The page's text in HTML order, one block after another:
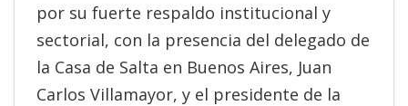
por su fuerte respaldo institucional y
sectorial, con la presencia del delegado de
la Casa de Salta en Buenos Aires, Juan
Carlos Villamayor, y el presidente de la